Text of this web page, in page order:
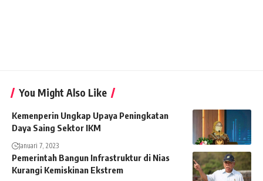
You Might Also Like
Kemenperin Ungkap Upaya Peningkatan
Daya Saing Sektor IKM
Januari 7, 2023
Pemerintah Bangun Infrastruktur di Nias
Kurangi Kemiskinan Ekstrem